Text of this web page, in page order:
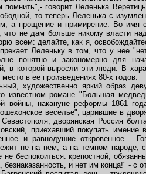
помнить",- говорит Леленька
то теперь Леленька с
а прощение и примирение. Во имя
не дам больше никому власти
всем: делайте, как я,
Леленьку в том, что у нее
понятно и закономерно для
в которой выросли эти люди. В
в ее произведениях 80-х годов.
художественно яркий образ
известном романе "Большая
войны, накануне реформы 1861
веселье", царившие в
Севастополя, дворянская Россия
приехавший покупать
и равнодушие откровенное...
не на нем, а на темном
беспокоиться: крепостной,
и нет им конца!" - с